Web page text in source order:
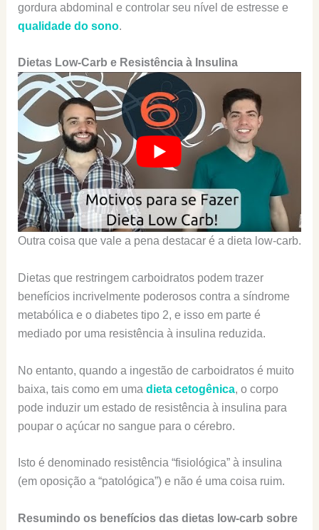
gordura abdominal e controlar seu nível de estresse e
qualidade do sono.
Dietas Low-Carb e Resistência à Insulina
Outra coisa que vale a pena destacar é a dieta low-carb.
Dietas que restringem carboidratos podem trazer
benefícios incrivelmente poderosos contra a síndrome
metabólica e o diabetes tipo 2, e isso em parte é
mediado por uma resistência à insulina reduzida.
No entanto, quando a ingestão de carboidratos é muito
baixa, tais como em uma dieta cetogênica, o corpo
pode induzir um estado de resistência à insulina para
poupar o açúcar no sangue para o cérebro.
Isto é denominado resistência “fisiológica” à insulina
(em oposição a “patológica”) e não é uma coisa ruim.
Resumindo os benefícios das dietas low-carb sobre